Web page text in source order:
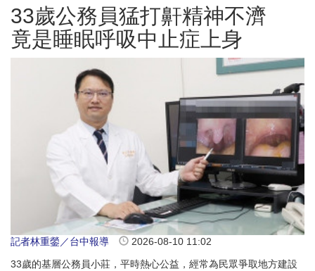
吸中止症上身(11:02)
「健康ACE」結合健檢365 竹市響應89
量腰日(11:42)
失智照護不只找回家的路 更要補上社會
安全網缺口(09:01)
跌倒是長輩健康致命殺手！ 醫籲：肌力
(12:10)
攝護腺癌治療新選項 安南醫院「海福
刀」無傷口、無輻射
(23:22)
排尿困難、頻尿、夜尿別隱忍 醫：把握
黃金治療期
(22:22)
王凱猝逝掀睡眠健康討論 醫示警「睡不
好當成日常」最危險(10:04)
「爸」氣守護！ 臺南醫院舉辦「勇.健父
親節」癌篩暨健康促進活動 (20:14)
反覆感冒竟是口咽癌 引發因子非菸、
檳、酒(18:49)
每月量一次腰圍！ 「黃阿瑪」陪你一起
遠離代謝症候群！(16:28)
33歲公務員猛打鼾精神不濟
竟是睡眠呼吸中止症上身
記者林重鎣／台中報導
2026-08-10 11:02
33歲的基層公務員小莊，平時熱心公益，經常為民眾爭取地方建設